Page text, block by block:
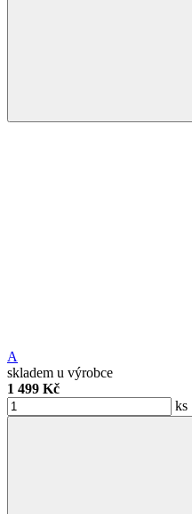
A
skladem u výrobce
1 499 Kč
ks